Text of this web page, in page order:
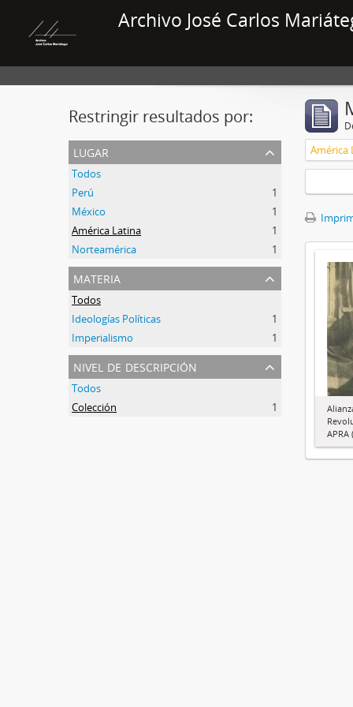
Archivo José Carlos
Restringir resultados por:
lugar
Todos
Perú
1
México
1
América Latina
1
Norteamérica
1
materia
Todos
Ideologías Políticas
1
Imperialismo
1
nivel de descripción
Todos
Colección
1
América
APRA